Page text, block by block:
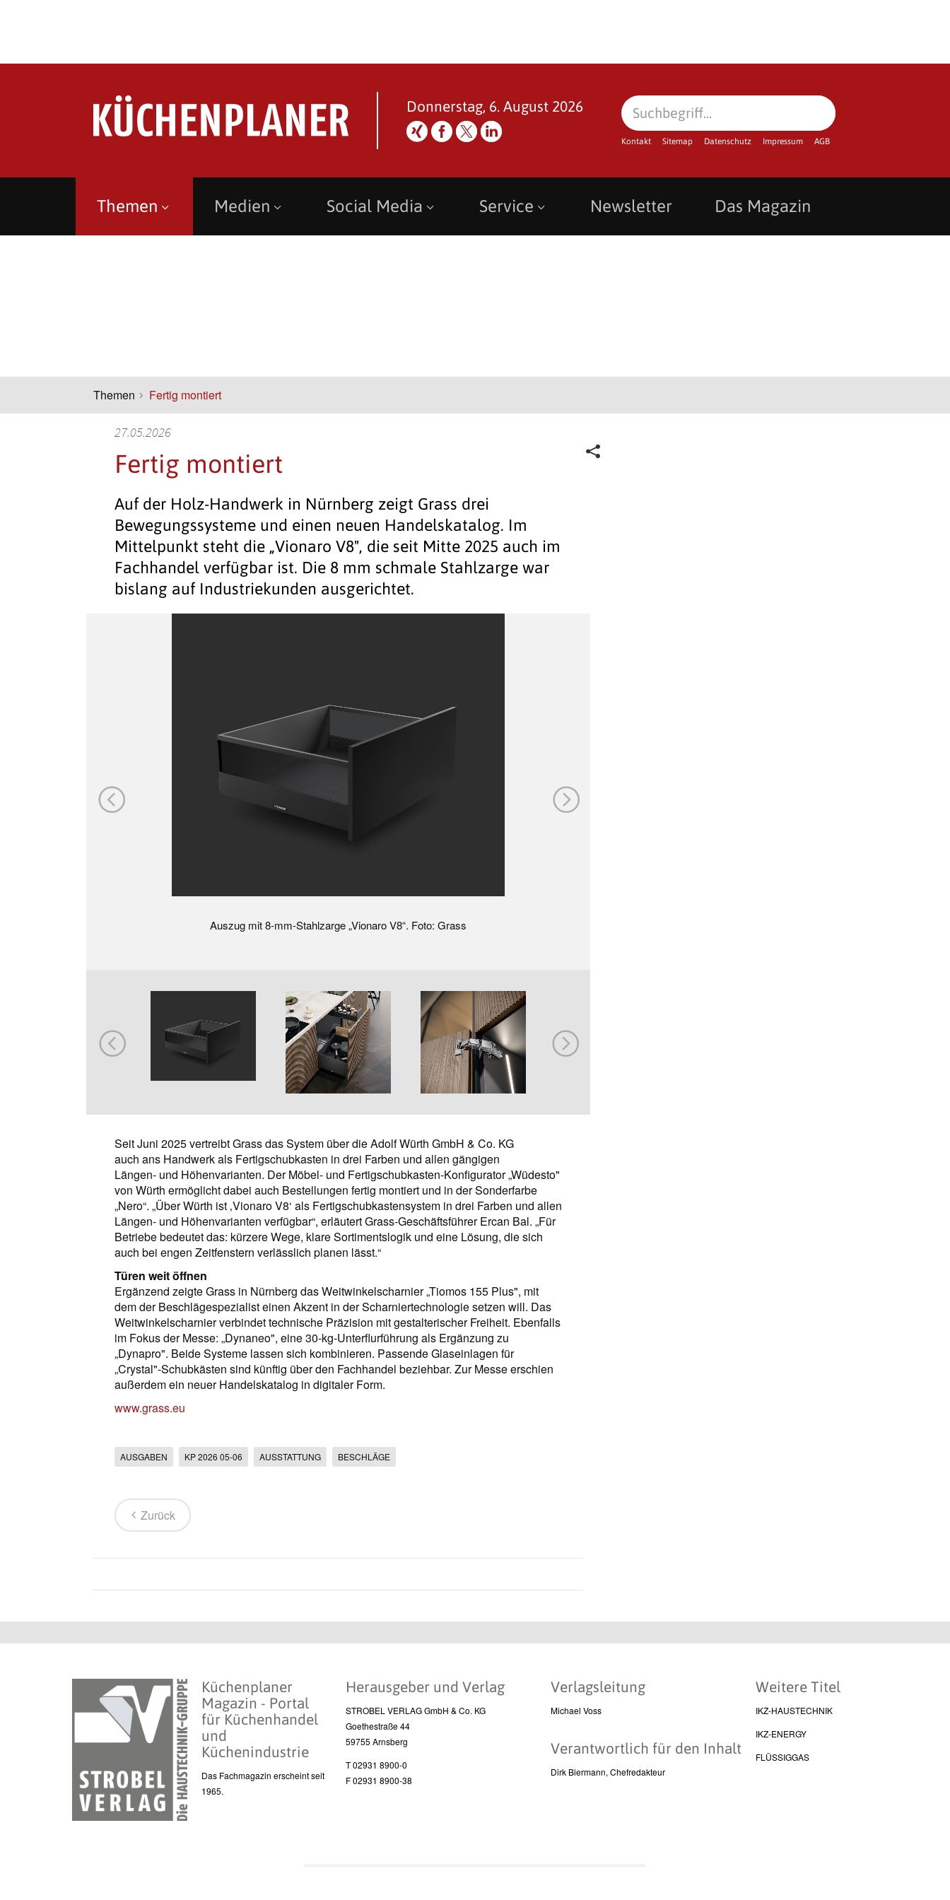
Donnerstag, 6. August 2026
Kontakt Sitemap Datenschutz Impressum AGB
Themen Medien Social Media Service Newsletter Das Magazin
Themen Fertig montiert
27.05.2026
Fertig montiert
Auf der Holz-Handwerk in Nürnberg zeigt Grass drei
Bewegungssysteme und einen neuen Handelskatalog. Im
Mittelpunkt steht die „Vionaro V8", die seit Mitte 2025 auch im
Fachhandel verfügbar ist. Die 8 mm schmale Stahlzarge war
bislang auf Industriekunden ausgerichtet.
Auszug mit 8-mm-Stahlzarge „Vionaro V8“. Foto: Grass
Seit Juni 2025 vertreibt Grass das System über die Adolf Würth GmbH & Co. KG
auch ans Handwerk als Fertigschubkasten in drei Farben und allen gängigen
Längen- und Höhenvarianten. Der Möbel- und Fertigschubkasten-Konfigurator „Wüdesto"
von Würth ermöglicht dabei auch Bestellungen fertig montiert und in der Sonderfarbe
„Nero“. „Über Würth ist ‚Vionaro V8‘ als Fertigschubkastensystem in drei Farben und allen
Längen- und Höhenvarianten verfügbar“, erläutert Grass-Geschäftsführer Ercan Bal. „Für
Betriebe bedeutet das: kürzere Wege, klare Sortimentslogik und eine Lösung, die sich
auch bei engen Zeitfenstern verlässlich planen lässt.“
Türen weit öffnen
Ergänzend zeigte Grass in Nürnberg das Weitwinkelscharnier „Tiomos 155 Plus", mit
dem der Beschlägespezialist einen Akzent in der Scharniertechnologie setzen will. Das
Weitwinkelscharnier verbindet technische Präzision mit gestalterischer Freiheit. Ebenfalls
im Fokus der Messe: „Dynaneo", eine 30-kg-Unterflurführung als Ergänzung zu
„Dynapro". Beide Systeme lassen sich kombinieren. Passende Glaseinlagen für
„Crystal"-Schubkästen sind künftig über den Fachhandel beziehbar. Zur Messe erschien
außerdem ein neuer Handelskatalog in digitaler Form.
www.grass.eu
AUSGABEN KP 2026 05-06 AUSSTATTUNG BESCHLÄGE
Zurück
Küchenplaner
Magazin - Portal
für Küchenhandel
und
Küchenindustrie
Das Fachmagazin erscheint seit
1965.
Herausgeber und Verlag
STROBEL VERLAG GmbH & Co. KG
Goethestraße 44
59755 Arnsberg
T 02931 8900-0
F 02931 8900-38
Verlagsleitung
Michael Voss
Verantwortlich für den Inhalt
Dirk Biermann, Chefredakteur
Weitere Titel
IKZ-HAUSTECHNIK
IKZ-ENERGY
FLÜSSIGGAS